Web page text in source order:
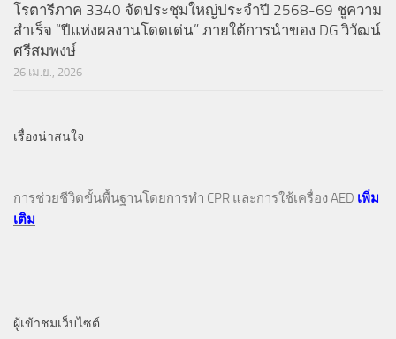
โรตารีภาค 3340 จัดประชุมใหญ่ประจำปี 2568-69 ชูความ
สำเร็จ “ปีแห่งผลงานโดดเด่น” ภายใต้การนำของ DG วิวัฒน์
ศรีสมพงษ์
26 เม.ย., 2026
เรื่องน่าสนใจ
การช่วยชีวิตขั้นพื้นฐานโดยการทำ CPR และการใช้เครื่อง AED เพิ่ม
เติม
ผู้เข้าชมเว็บไซต์